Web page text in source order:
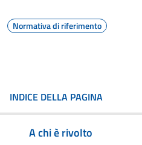
Normativa di riferimento
INDICE DELLA PAGINA
A chi è rivolto